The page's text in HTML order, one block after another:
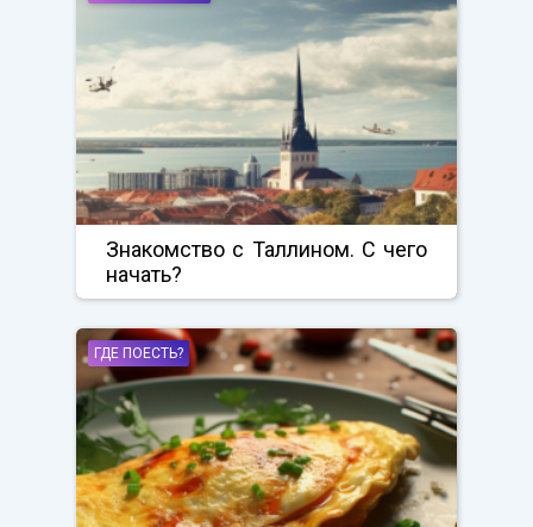
Знакомство с Таллином. С чего
начать?
ГДЕ ПОЕСТЬ?